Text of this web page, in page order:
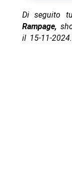
Di seguito
Rampage,
il 15-11-2024.